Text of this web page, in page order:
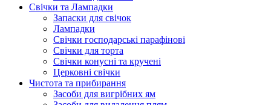
Свічки та Лампадки
Запаски для свічок
Лампадки
Свічки господарські парафінові
Свічки для торта
Свічки конусні та кручені
Церковні свічки
Чистота та прибирання
Засоби для вигрібних ям